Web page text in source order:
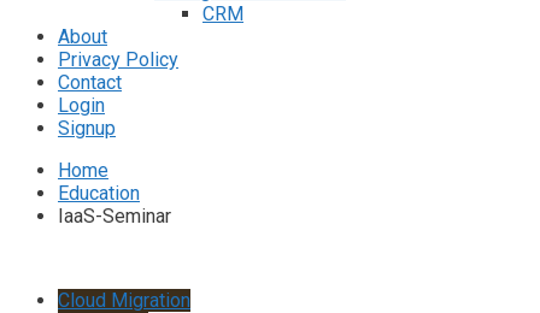
CRM
About
Privacy Policy
Contact
Login
Signup
Home
Education
IaaS-Seminar
Cloud Migration